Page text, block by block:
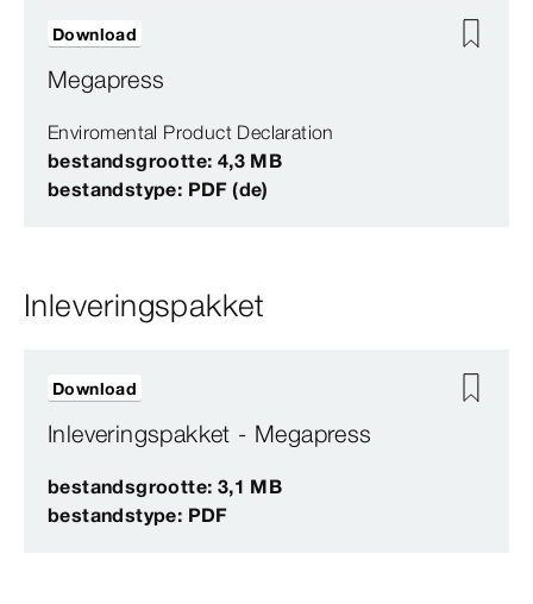
Megapress
Enviromental Product Declaration
bestandsgrootte: 4,3 MB
bestandstype: PDF (de)
Download
Inleveringspakket
Inleveringspakket - Megapress
bestandsgrootte: 3,1 MB
bestandstype: PDF
Download